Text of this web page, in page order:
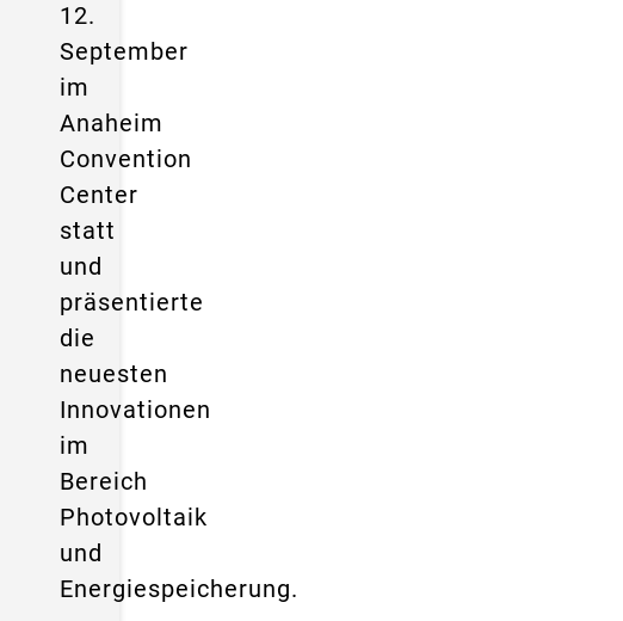
12.
September
im
Anaheim
Convention
Center
statt
und
präsentierte
die
neuesten
Innovationen
im
Bereich
Photovoltaik
und
Energiespeicherung.